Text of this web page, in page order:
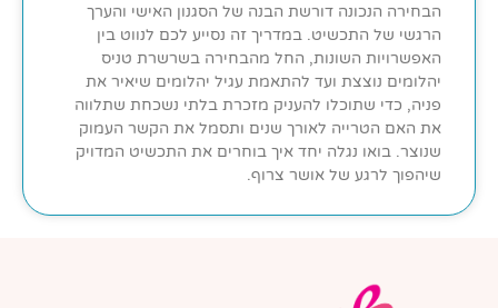
הבחירה הנכונה דורשת הבנה של הסגנון האישי והערך
הרגשי של התכשיט. במדריך זה נסייע לכם לנווט בין
האפשרויות השונות, החל מהבחירה בשרשרת טניס
יהלומים נוצצת ועד להתאמת עגיל יהלומים שיאיר את
פניה, כדי שתוכלו להעניק מזכרת בלתי נשכחת שתלווה
את האם הטרייה לאורך שנים ותסמל את הקשר העמוק
שנוצר. בואו נגלה יחד איך בוחרים את התכשיט המדויק
שיהפוך לרגע של אושר צרוף.